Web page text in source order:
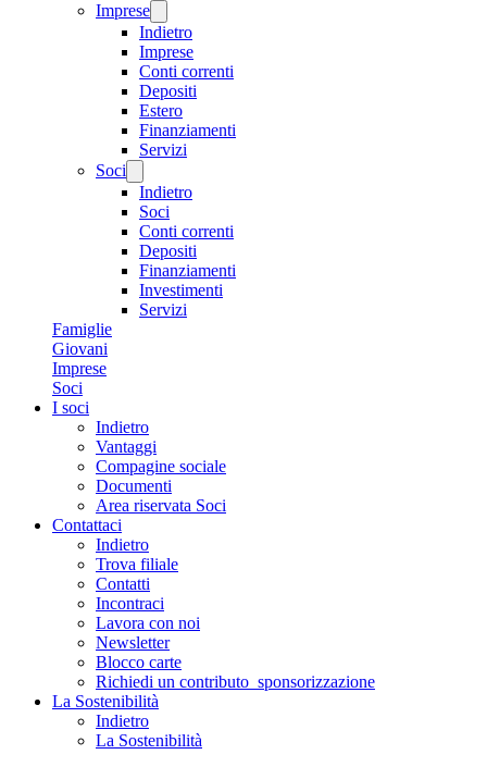
Imprese
Indietro
Imprese
Conti correnti
Depositi
Estero
Finanziamenti
Servizi
Soci
Indietro
Soci
Conti correnti
Depositi
Finanziamenti
Investimenti
Servizi
Famiglie
Giovani
Imprese
Soci
I soci
Indietro
Vantaggi
Compagine sociale
Documenti
Area riservata Soci
Contattaci
Indietro
Trova filiale
Contatti
Incontraci
Lavora con noi
Newsletter
Blocco carte
Richiedi un contributo_sponsorizzazione
La Sostenibilità
Indietro
La Sostenibilità